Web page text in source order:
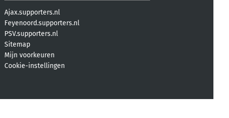
Ajax.supporters.nl
Feyenoord.supporters.nl
PSV.supporters.nl
Sitemap
Mijn voorkeuren
Cookie-instellingen